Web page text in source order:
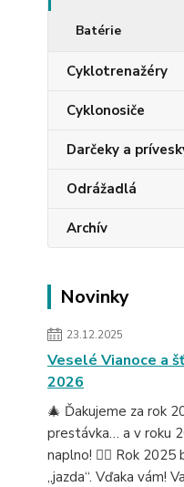
Batérie
Cyklotrenažéry
Cyklonosiče
Darčeky a
Odrážadlá
Archív
Novinky
23.12.2025
Veselé Vianoce a
2026
🎄 Ďakujeme za rok
prestávka… a v roku
naplno! 🚴‍♂️ Rok
„jazda“. Vďaka vám!